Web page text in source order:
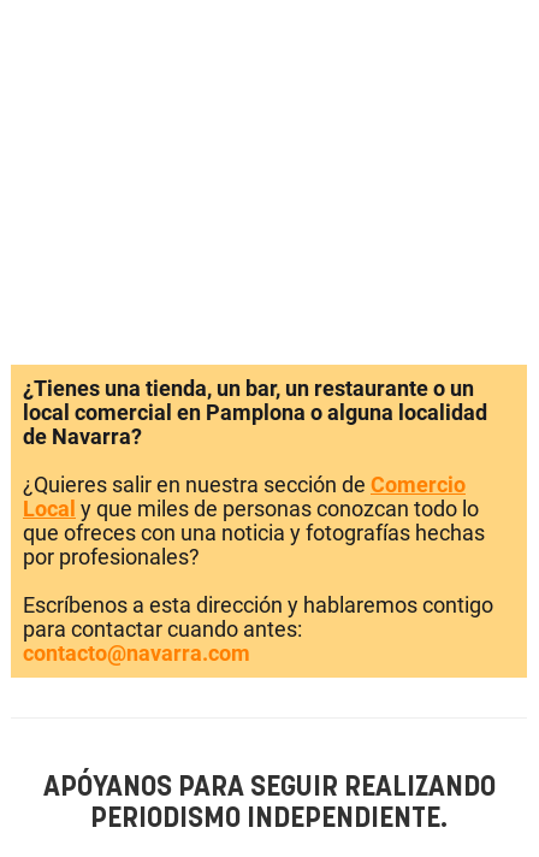
¿Tienes una tienda, un bar, un restaurante o un
local comercial en Pamplona o alguna localidad
de Navarra?
¿Quieres salir en nuestra sección de Comercio
Local y que miles de personas conozcan todo lo
que ofreces con una noticia y fotografías hechas
por profesionales?
Escríbenos a esta dirección y hablaremos contigo
para contactar cuando antes:
contacto@navarra.com
APÓYANOS PARA SEGUIR REALIZANDO
PERIODISMO INDEPENDIENTE.